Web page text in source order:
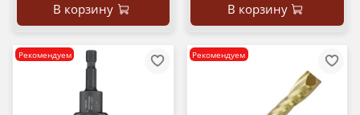
В корзину В корзину
Рекомендуем Рекомендуем